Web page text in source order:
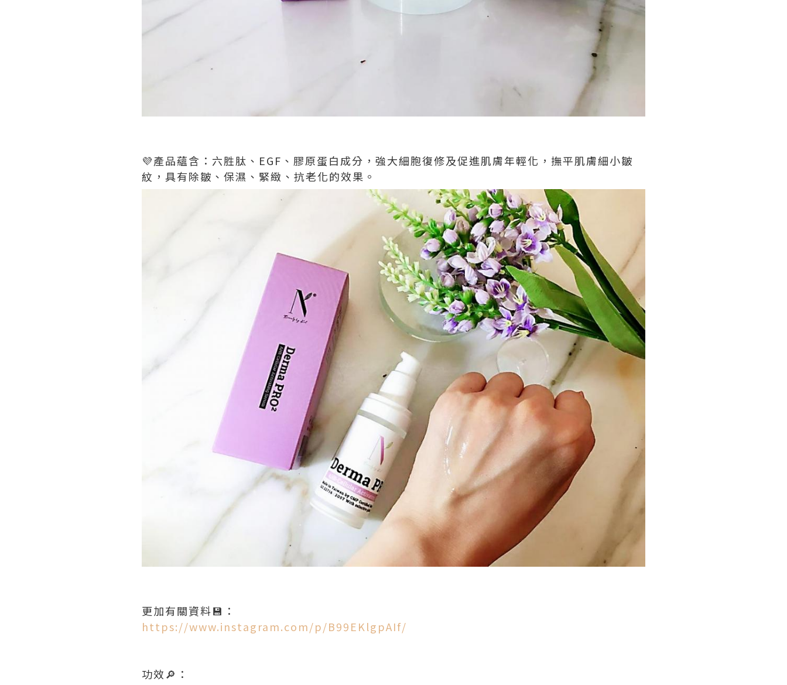
💜產品蘊含：六胜肽、EGF、膠原蛋白成分，強大細胞復修及促進肌膚年輕化，撫平肌膚細小皺
紋，具有除皺、保濕、緊緻、抗老化的效果。
更加有關資料💾：
https://www.instagram.com/p/B99EKlgpAIf/
功效🔎：